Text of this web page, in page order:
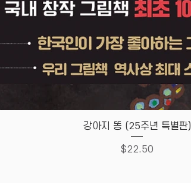
Quick View
강아지 똥 (25주년 특별판)
Price
$22.50